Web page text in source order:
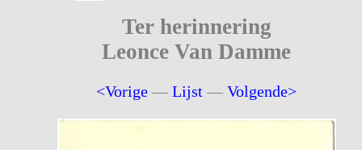
Ter herinnering
Leonce Van Damme
<Vorige —Lijst —Volgende>